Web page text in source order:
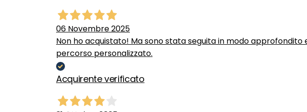
06 Novembre 2025
Non ho acquistato! Ma sono stata seguita in modo
percorso personalizzato.
Acquirente verificato